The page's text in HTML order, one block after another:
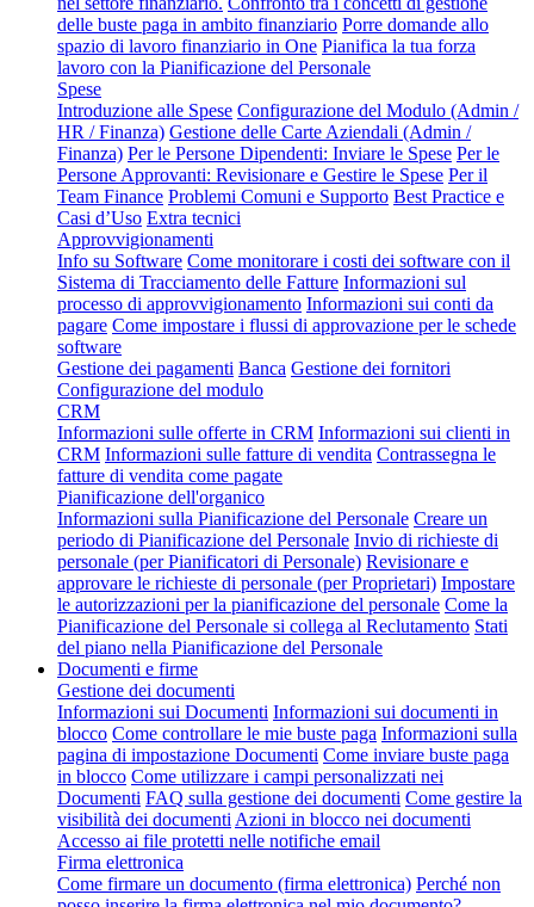
delle buste paga in ambito finanziario Porre domande allo
spazio di lavoro finanziario in One Pianifica la tua forza
lavoro con la Pianificazione del Personale
Spese
Introduzione alle Spese Configurazione del Modulo (Admin /
HR / Finanza) Gestione delle Carte Aziendali (Admin /
Finanza) Per le Persone Dipendenti: Inviare le Spese Per le
Persone Approvanti: Revisionare e Gestire le Spese Per il
Team Finance Problemi Comuni e Supporto Best Practice e
Casi d’Uso Extra tecnici
Approvvigionamenti
Info su Software Come monitorare i costi dei software con il
Sistema di Tracciamento delle Fatture Informazioni sul
processo di approvvigionamento Informazioni sui conti da
pagare Come impostare i flussi di approvazione per le schede
software
Gestione dei pagamenti Banca Gestione dei fornitori
Configurazione del modulo
CRM
Informazioni sulle offerte in CRM Informazioni sui clienti in
CRM Informazioni sulle fatture di vendita Contrassegna le
fatture di vendita come pagate
Pianificazione dell'organico
Informazioni sulla Pianificazione del Personale Creare un
periodo di Pianificazione del Personale Invio di richieste di
personale (per Pianificatori di Personale) Revisionare e
approvare le richieste di personale (per Proprietari) Impostare
le autorizzazioni per la pianificazione del personale Come la
Pianificazione del Personale si collega al Reclutamento Stati
del piano nella Pianificazione del Personale
Documenti e firme
Gestione dei documenti
Informazioni sui Documenti Informazioni sui documenti in
blocco Come controllare le mie buste paga Informazioni sulla
pagina di impostazione Documenti Come inviare buste paga
in blocco Come utilizzare i campi personalizzati nei
Documenti FAQ sulla gestione dei documenti Come gestire la
visibilità dei documenti Azioni in blocco nei documenti
Accesso ai file protetti nelle notifiche email
Firma elettronica
Come firmare un documento (firma elettronica) Perché non